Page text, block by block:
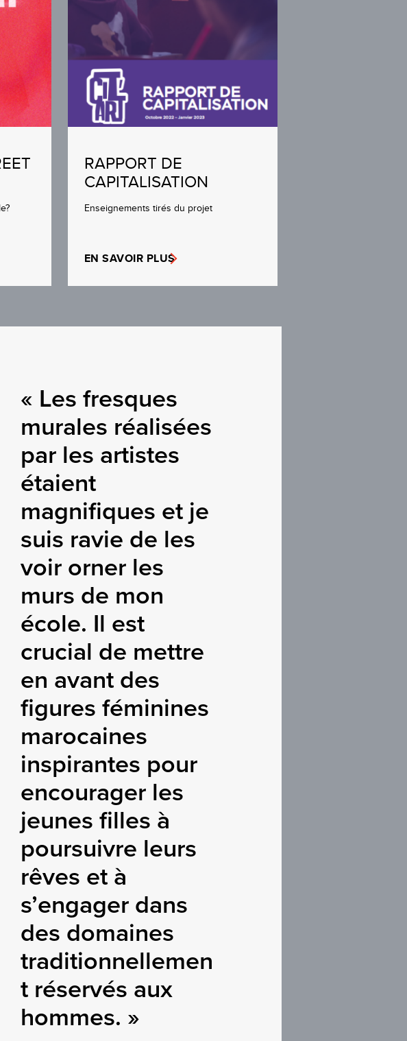
RAPPORT DE
CAPITALISATION
Enseignements tirés du projet
EN SAVOIR PLUS
« Les fresques
murales réalisées
par les artistes
étaient
magnifiques et je
suis ravie de les
voir orner les
murs de mon
école. Il est
crucial de mettre
en avant des
figures féminines
marocaines
inspirantes pour
encourager les
jeunes filles à
poursuivre leurs
rêves et à
s’engager dans
des domaines
traditionnellemen
t réservés aux
hommes. »